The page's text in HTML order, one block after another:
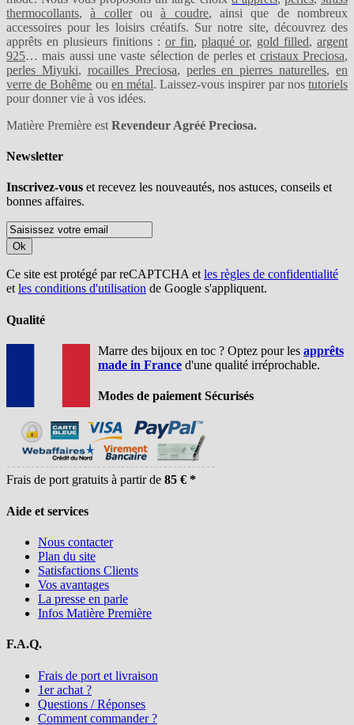
thermocollants,à collerouà coudre, ainsi que de nombreux
accessoires pour les loisirs créatifs. Sur notre site, découvrez des
apprêts en plusieurs finitions : or fin, plaqué or, gold filled, argent
925… mais aussi une vaste sélection de perles et cristaux Preciosa,
perles Miyuki, rocailles Preciosa, perles en pierres naturelles, en
verre de Bohême ou en métal. Laissez-vous inspirer par nostutoriels
pour donner vie à vos idées.
Matière Première est Revendeur Agréé Preciosa.
Newsletter
Inscrivez-vous et recevez les nouveautés, nos astuces, conseils et
bonnes affaires.
Ok
Ce site est protégé par reCAPTCHA etles règles de confidentialité
etles conditions d'utilisation de Google s'appliquent.
Qualité
Marre des bijoux en toc ? Optez pour les apprêts
made in France d'une qualité irréprochable.
Modes de paiement Sécurisés
Frais de port gratuits à partir de 85 € *
Aide et services
Nous contacter
Plan du site
Satisfactions Clients
Vos avantages
La presse en parle
Infos Matière Première
F.A.Q.
Frais de port et livraison
1er achat ?
Questions / Réponses
Comment commander ?